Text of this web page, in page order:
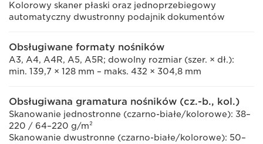
Kolorowy skaner płaski oraz jednoprzebiegowy
automatyczny dwustronny podajnik dokumentów
Obsługiwane formaty nośników
A3, A4, A4R, A5, A5R; dowolny rozmiar (szer. × dł.):
min. 139,7 × 128 mm – maks. 432 × 304,8 mm
Obsługiwana gramatura nośników (cz.-b., kol.)
Skanowanie jednostronne (czarno-białe/kolorowe): 38–
220 / 64–220 g/m²
Skanowanie dwustronne (czarno-białe/kolorowe): 50–